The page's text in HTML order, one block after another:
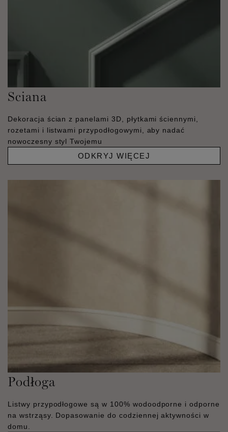
Sciana
Dekoracja ścian z panelami 3D, płytkami ściennymi,
rozetami i listwami przypodłogowymi, aby nadać
nowoczesny styl Twojemu
ODKRYJ WIĘCEJ
Podłoga
Listwy przypodłogowe są w 100% wodoodporne i odporne
na wstrząsy. Dopasowanie do codziennej aktywności w
domu.